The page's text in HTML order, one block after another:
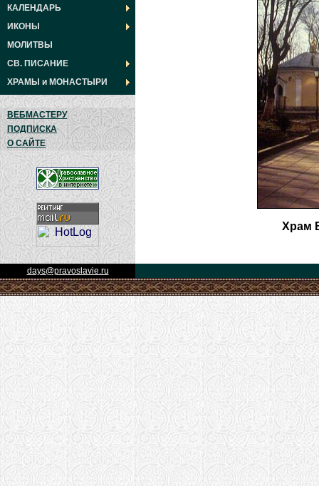
КАЛЕНДАРЬ
ИКОНЫ
МОЛИТВЫ
СВ. ПИСАНИЕ
ХРАМЫ и МОНАСТЫРИ
ВЕБМАСТЕРУ
ПОДПИСКА
О САЙТЕ
Храм
days@pravoslavie.ru